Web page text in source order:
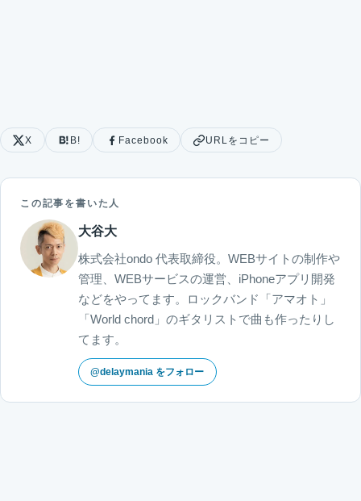
X B! Facebook URLをコピー
この記事を書いた人
大谷大
株式会社ondo 代表取締役。WEBサイトの制作や
管理、WEBサービスの運営、iPhoneアプリ開発
などをやってます。ロックバンド「アマオト」
「World chord」のギタリストで曲も作ったりし
てます。
@delaymania をフォロー